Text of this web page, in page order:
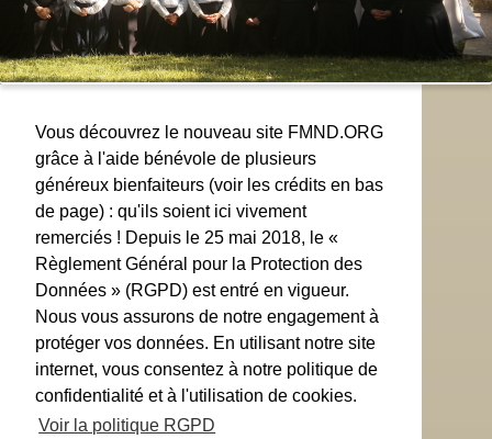
Vous découvrez le nouveau site FMND.ORG
grâce à l'aide bénévole de plusieurs
généreux bienfaiteurs (voir les crédits en bas
de page) : qu'ils soient ici vivement
remerciés ! Depuis le 25 mai 2018, le «
Règlement Général pour la Protection des
Données » (RGPD) est entré en vigueur.
Nous vous assurons de notre engagement à
protéger vos données. En utilisant notre site
internet, vous consentez à notre politique de
confidentialité et à l'utilisation de cookies.
Voir la politique RGPD